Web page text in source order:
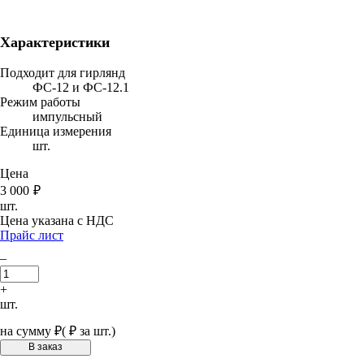
Характеристики
Подходит для гирлянд
ФС-12 и ФС-12.1
Режим работы
импульсный
Единица измерения
шт.
Цена
3 000 ₽
шт.
Цена указана с НДС
Прайс лист
–
+
шт.
на сумму ₽( ₽ за шт.)